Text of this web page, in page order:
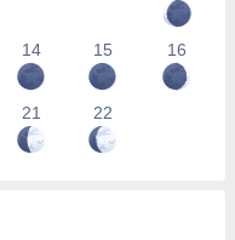
14 15 16
21 22